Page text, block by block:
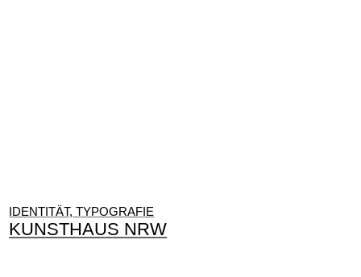
IDENTITÄT, TYPOGRAFIE
KUNSTHAUS NRW